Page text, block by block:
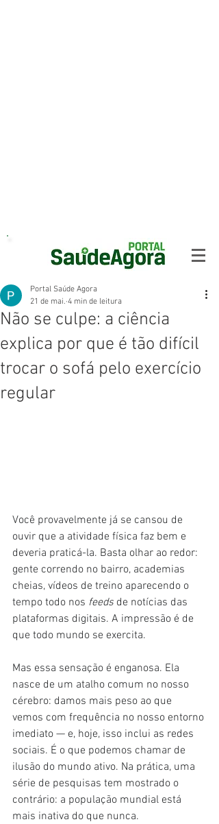
Não se culpe: a ciência
explica por que é tão difícil
trocar o sofá pelo exercício
regular
Portal Saúde Agora
21 de mai. 4 min de leitura
Você provavelmente já se cansou de
ouvir que a atividade física faz bem e
deveria praticá-la. Basta olhar ao redor:
gente correndo no bairro, academias
cheias, vídeos de treino aparecendo o
tempo todo nos feeds de notícias das
plataformas digitais. A impressão é de
que todo mundo se exercita.
Mas essa sensação é enganosa. Ela
nasce de um atalho comum no nosso
cérebro: damos mais peso ao que
vemos com frequência no nosso entorno
imediato — e, hoje, isso inclui as redes
sociais. É o que podemos chamar de
ilusão do mundo ativo. Na prática, uma
série de pesquisas tem mostrado o
contrário: a população mundial está
mais inativa do que nunca.